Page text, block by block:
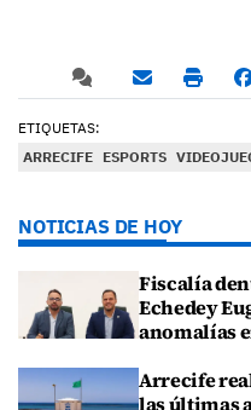
ETIQUETAS:
ARRECIFE ESPORTS
NOTICIAS DE HOY
Fiscalía
Echedey
anomalías
Arrecife
las últimas